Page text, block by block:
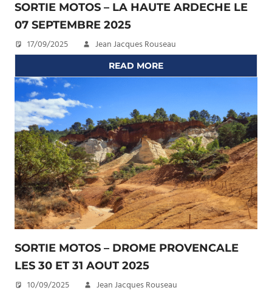
SORTIE MOTOS – LA HAUTE ARDECHE LE
07 SEPTEMBRE 2025
17/09/2025 Jean Jacques Rouseau
READ MORE
SORTIE MOTOS – DROME PROVENCALE
LES 30 ET 31 AOUT 2025
10/09/2025 Jean Jacques Rouseau